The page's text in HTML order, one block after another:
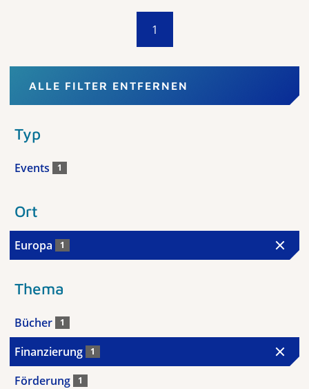
1
ALLE FILTER ENTFERNEN
Typ
Events 1
Ort
Europa 1
Thema
Bücher 1
Finanzierung 1
Förderung 1